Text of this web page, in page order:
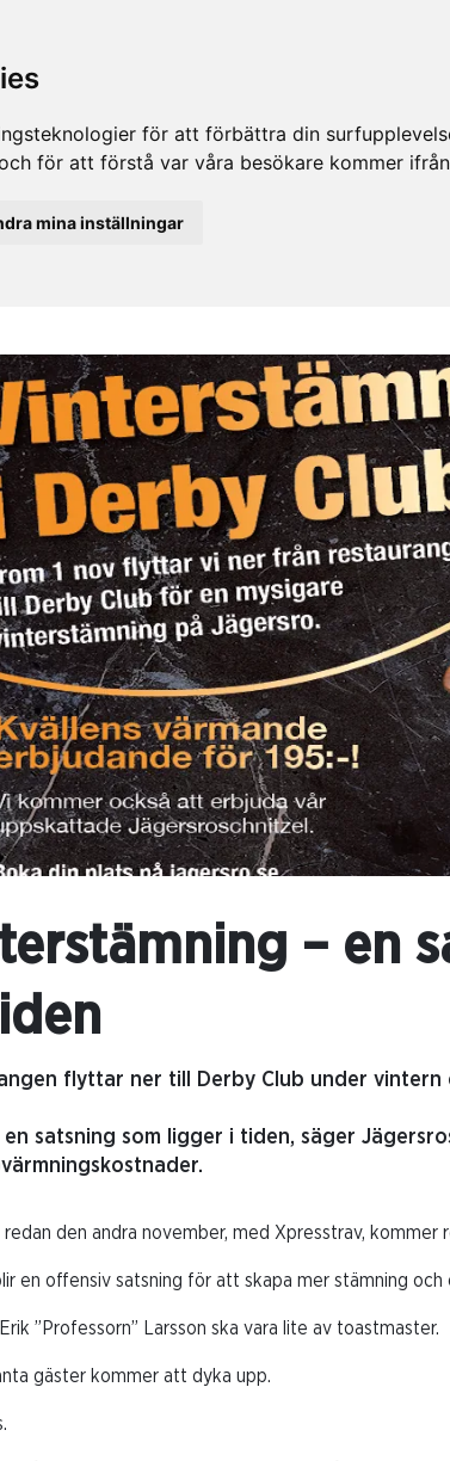
för att förbättra din
för att förstå var våra besökare kommer
mina inställningar
– en
flyttar ner till Derby Club under vintern
en satsning som ligger i tiden, säger
redan den andra november, med Xpresstrav, kommer
en offensiv satsning för att skapa mer stämning
”Professorn” Larsson ska vara lite av toastmaster.
gäster kommer att dyka upp.